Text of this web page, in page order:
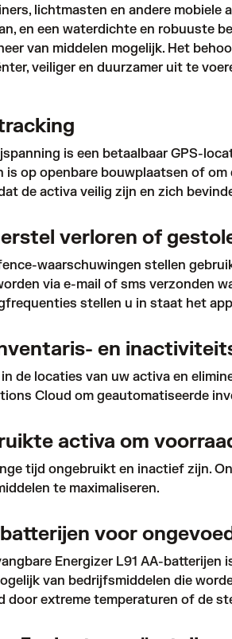
lichtmasten en andere mobiele
en een waterdichte en robuuste
van middelen mogelijk. Het
veiliger en duurzamer uit te
is een betaalbaar GPS-
op openbare bouwplaatsen of
de activa veilig zijn en zich
verloren of
waarschuwingen stellen
via e-mail of sms verzonden
stellen u in staat het
en
de locaties van uw activa en
Cloud om geautomatiseerde
activa om
tijd ongebruikt en inactief zijn.
te maximaliseren.
voor
Energizer L91 AA-
van bedrijfsmiddelen die
door extreme temperaturen of de